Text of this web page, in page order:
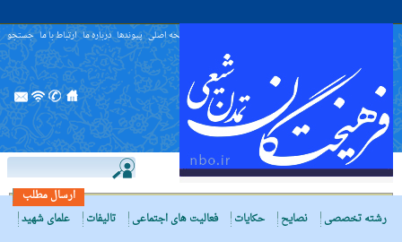
صفحه اصلی پیوندها درباره ما ارتباط با ما جستجو
ارسال مطلب
رشته تخصصی
نصایح حکایات فعالیت های اجتماعی تالیفات
علمای شهید